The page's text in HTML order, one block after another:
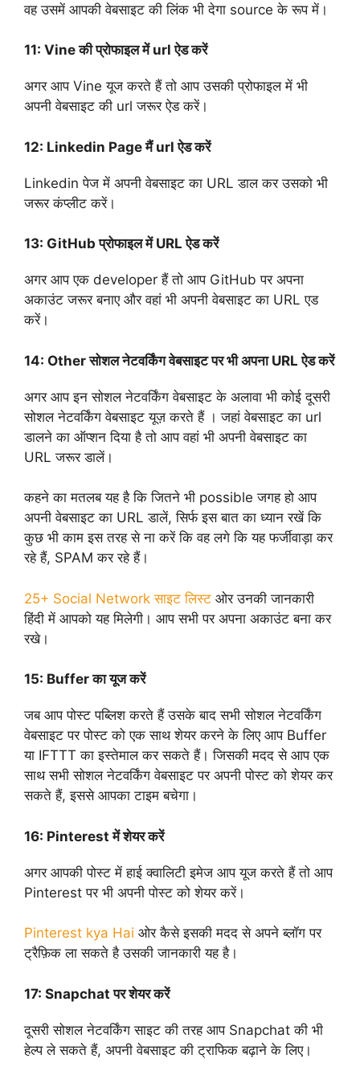
वह उसमें आपकी वेबसाइट की लिंक भी देगा source के रूप में।
11: Vine की प्रोफाइल में url ऐड करें
अगर आप Vine यूज करते हैं तो आप उसकी प्रोफाइल में भी
अपनी वेबसाइट की url जरूर ऐड करें।
12: Linkedin Page मैं url ऐड करें
Linkedin पेज में अपनी वेबसाइट का URL डाल कर उसको भी
जरूर कंप्लीट करें।
13: GitHub प्रोफाइल में URL ऐड करें
अगर आप एक developer हैं तो आप GitHub पर अपना
अकाउंट जरूर बनाए और वहां भी अपनी वेबसाइट का URL एड
करें।
14: Other सोशल नेटवर्किंग वेबसाइट पर भी अपना URL ऐड करें
अगर आप इन सोशल नेटवर्किंग वेबसाइट के अलावा भी कोई दूसरी
सोशल नेटवर्किंग वेबसाइट यूज़ करते हैं । जहां वेबसाइट का url
डालने का ऑप्शन दिया है तो आप वहां भी अपनी वेबसाइट का
URL जरूर डालें।
कहने का मतलब यह है कि जितने भी possible जगह हो आप
अपनी वेबसाइट का URL डालें, सिर्फ इस बात का ध्यान रखें कि
कुछ भी काम इस तरह से ना करें कि वह लगे कि यह फर्जीवाड़ा कर
रहे हैं, SPAM कर रहे हैं।
25+ Social Network साइट लिस्ट ओर उनकी जानकारी
हिंदी में आपको यह मिलेगी। आप सभी पर अपना अकाउंट बना कर
रखे।
15: Buffer का यूज करें
जब आप पोस्ट पब्लिश करते हैं उसके बाद सभी सोशल नेटवर्किंग
वेबसाइट पर पोस्ट को एक साथ शेयर करने के लिए आप Buffer
या IFTTT का इस्तेमाल कर सकते हैं। जिसकी मदद से आप एक
साथ सभी सोशल नेटवर्किंग वेबसाइट पर अपनी पोस्ट को शेयर कर
सकते हैं, इससे आपका टाइम बचेगा।
16: Pinterest में शेयर करें
अगर आपकी पोस्ट में हाई क्वालिटी इमेज आप यूज करते हैं तो आप
Pinterest पर भी अपनी पोस्ट को शेयर करें।
Pinterest kya Hai ओर कैसे इसकी मदद से अपने ब्लॉग पर
ट्रैफ़िक ला सकते है उसकी जानकारी यह है।
17: Snapchat पर शेयर करें
दूसरी सोशल नेटवर्किंग साइट की तरह आप Snapchat की भी
हेल्प ले सकते हैं, अपनी वेबसाइट की ट्राफिक बढ़ाने के लिए।